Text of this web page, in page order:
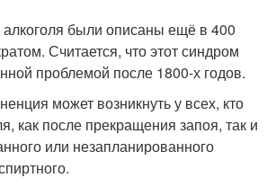
были описаны ещё в 400
. Считается, что этот синдром
проблемой после 1800-х годов.
может возникнуть у всех, кто
как после прекращения запоя, так и
или незапланированного
.